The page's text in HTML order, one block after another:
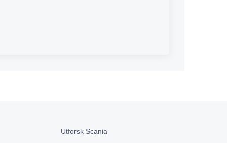
Utforsk Scania